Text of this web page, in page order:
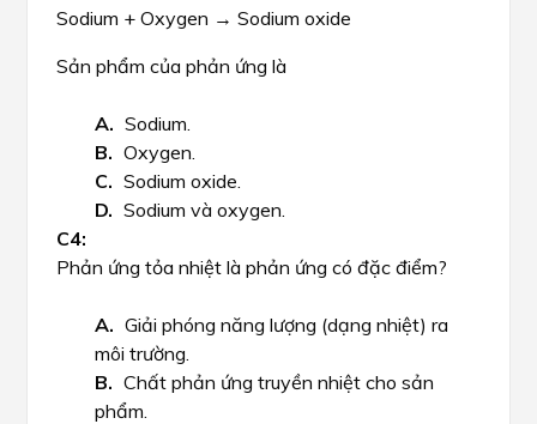
Sodium + Oxygen → Sodium oxide
Sản phẩm của phản ứng là
Sodium.
Oxygen.
Sodium oxide.
Sodium và oxygen.
Phản ứng tỏa nhiệt là phản ứng có đặc điểm?
Giải phóng năng lượng (dạng nhiệt) ra
môi trường.
Chất phản ứng truyền nhiệt cho sản
phẩm.